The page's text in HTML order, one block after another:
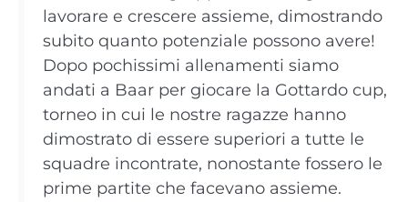
lavorare e crescere assieme, dimostrando
subito quanto potenziale possono avere!
Dopo pochissimi allenamenti siamo
andati a Baar per giocare la Gottardo cup,
torneo in cui le nostre ragazze hanno
dimostrato di essere superiori a tutte le
squadre incontrate, nonostante fossero le
prime partite che facevano assieme.